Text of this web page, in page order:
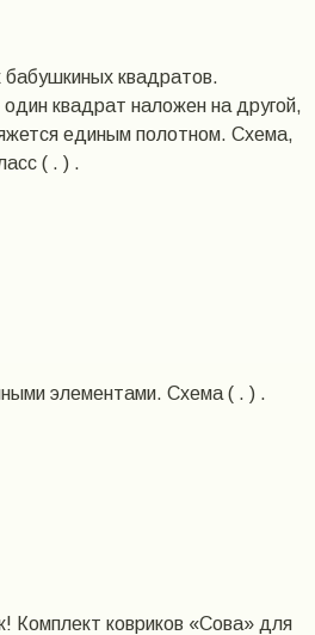
бабушкиных квадратов.
квадрат наложен на другой,
единым полотном. Схема,
( . ) .
элементами. Схема ( . ) .
Комплект ковриков «Сова» для